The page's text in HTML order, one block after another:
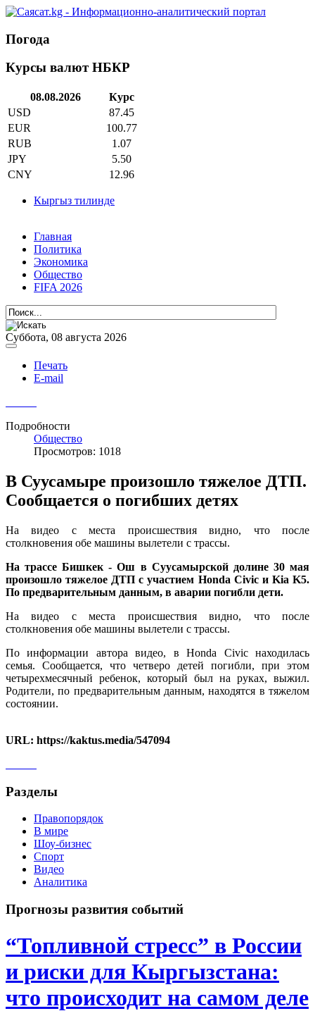
Погода
Курсы валют НБКР
08.08.2026
Курс
USD
87.45
EUR
100.77
RUB
1.07
JPY
5.50
CNY
12.96
Кыргыз тилинде
Главная
Политика
Экономика
Общество
FIFA 2026
Суббота, 08 августа 2026
Печать
E-mail
Подробности
Общество
Просмотров: 1018
В Суусамыре произошло тяжелое ДТП.
Сообщается о погибших детях
На видео с места происшествия видно, что после
столкновения обе машины вылетели с трассы.
На трассе Бишкек - Ош в Суусамырской долине 30 мая
произошло тяжелое ДТП с участием Honda Civic и Kia K5.
По предварительным данным, в аварии погибли дети.
На видео с места происшествия видно, что после
столкновения обе машины вылетели с трассы.
По информации автора видео, в Honda Civic находилась
семья. Сообщается, что четверо детей погибли, при этом
четырехмесячный ребенок, который был на руках, выжил.
Родители, по предварительным данным, находятся в тяжелом
состоянии.
URL: https://kaktus.media/547094
Разделы
Правопорядок
В мире
Шоу-бизнес
Спорт
Видео
Аналитика
Прогнозы развития событий
“Топливной стресс” в России
и риски для Кыргызстана:
что происходит на самом деле